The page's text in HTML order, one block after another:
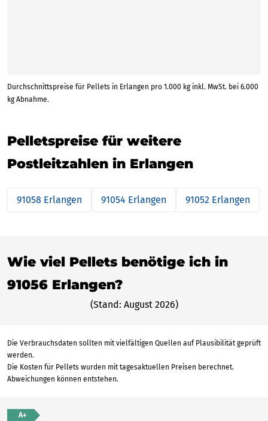
Durchschnittspreise für Pellets in Erlangen pro 1.000 kg inkl. MwSt. bei 6.000
kg Abnahme.
Pelletspreise für weitere
Postleitzahlen in Erlangen
91058 Erlangen 91054 Erlangen 91052 Erlangen
Wie viel Pellets benötige ich in
91056 Erlangen?
(Stand: August 2026)
Die Verbrauchsdaten sollten mit vielfältigen Quellen auf Plausibilität geprüft
werden.
Die Kosten für Pellets wurden mit tagesaktuellen Preisen berechnet.
Abweichungen können entstehen.
A+